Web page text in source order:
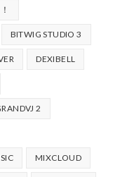
BITWIG STUDIO 3
DEXIBELL
2
MIXCLOUD